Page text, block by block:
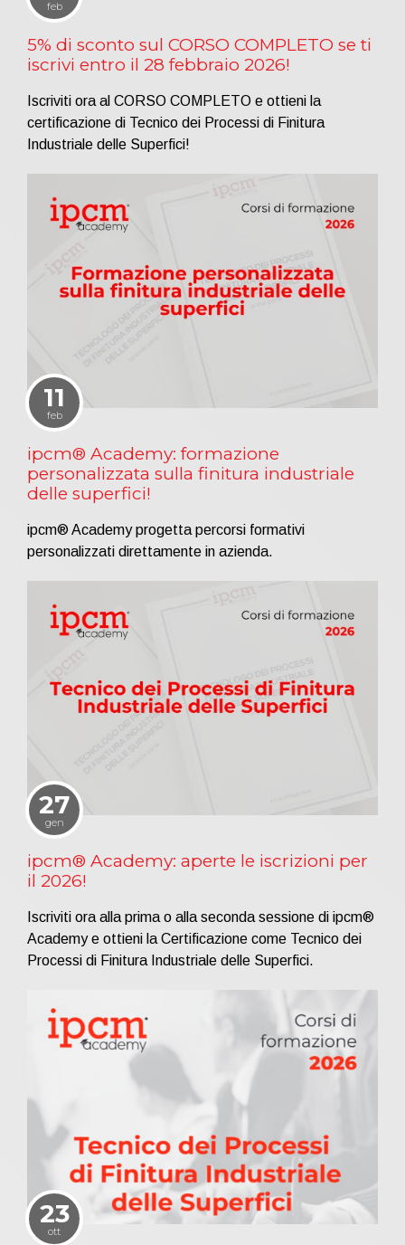
feb
5% di sconto sul CORSO COMPLETO se ti
iscrivi entro il 28 febbraio 2026!
Iscriviti ora al CORSO COMPLETO e ottieni la
certificazione di Tecnico dei Processi di Finitura
Industriale delle Superfici!
11
feb
ipcm® Academy: formazione
personalizzata sulla finitura industriale
delle superfici!
ipcm® Academy progetta percorsi formativi
personalizzati direttamente in azienda.
27
gen
ipcm® Academy: aperte le iscrizioni per
il 2026!
Iscriviti ora alla prima o alla seconda sessione di ipcm®
Academy e ottieni la Certificazione come Tecnico dei
Processi di Finitura Industriale delle Superfici.
23
ott